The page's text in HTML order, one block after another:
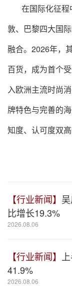
在国际化征
敦、巴黎四大国
融合。2026年，
百货，成为首个
入欧洲主流时尚
牌特色与完善的
知度、认可度双
【行业新闻】
比增长19.3%
2026.08.06
【行业新闻】
41.9%
2026.08.06